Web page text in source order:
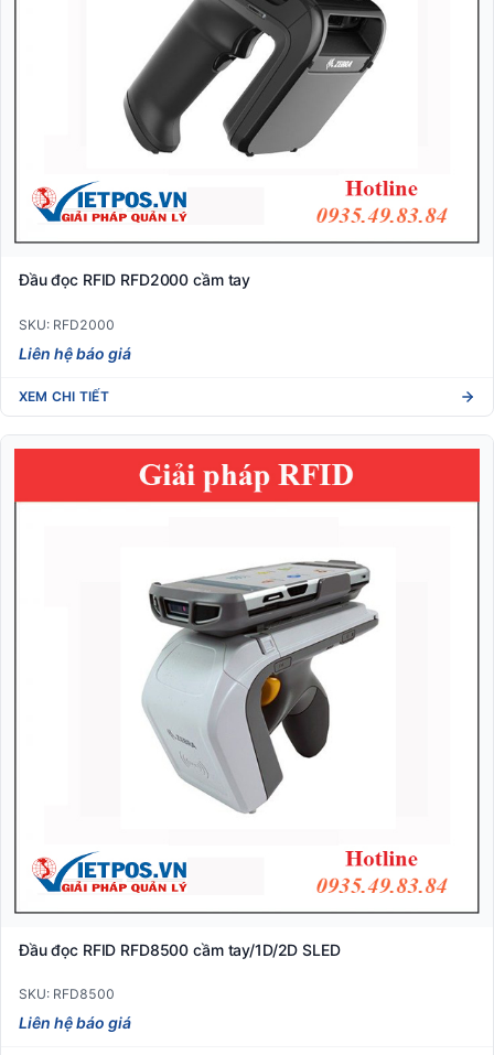
Đầu đọc RFID RFD2000 cầm tay
SKU: RFD2000
Liên hệ báo giá
XEM CHI TIẾT
Đầu đọc RFID RFD8500 cầm tay/1D/2D SLED
SKU: RFD8500
Liên hệ báo giá